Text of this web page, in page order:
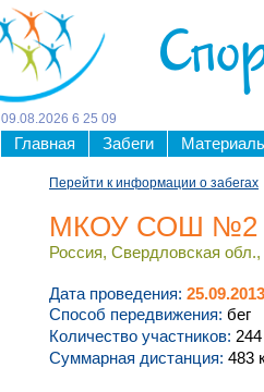
09 08 2026 6 25 10
Главная Забеги
Перейти к информации о забегах
МКОУ СОШ №2
Россия, Свердловская
Дата проведения: 25.09.2013
Способ передвижения: бег
Количество участников: 244
Суммарная дистанция: 483